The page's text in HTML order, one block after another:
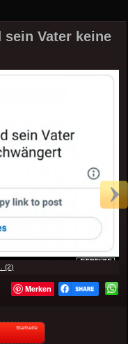
sein Vater keine
(2)
Merken
Startseite